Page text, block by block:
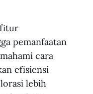
fitur
pemanfaatan
cara
efisiensi
lebih